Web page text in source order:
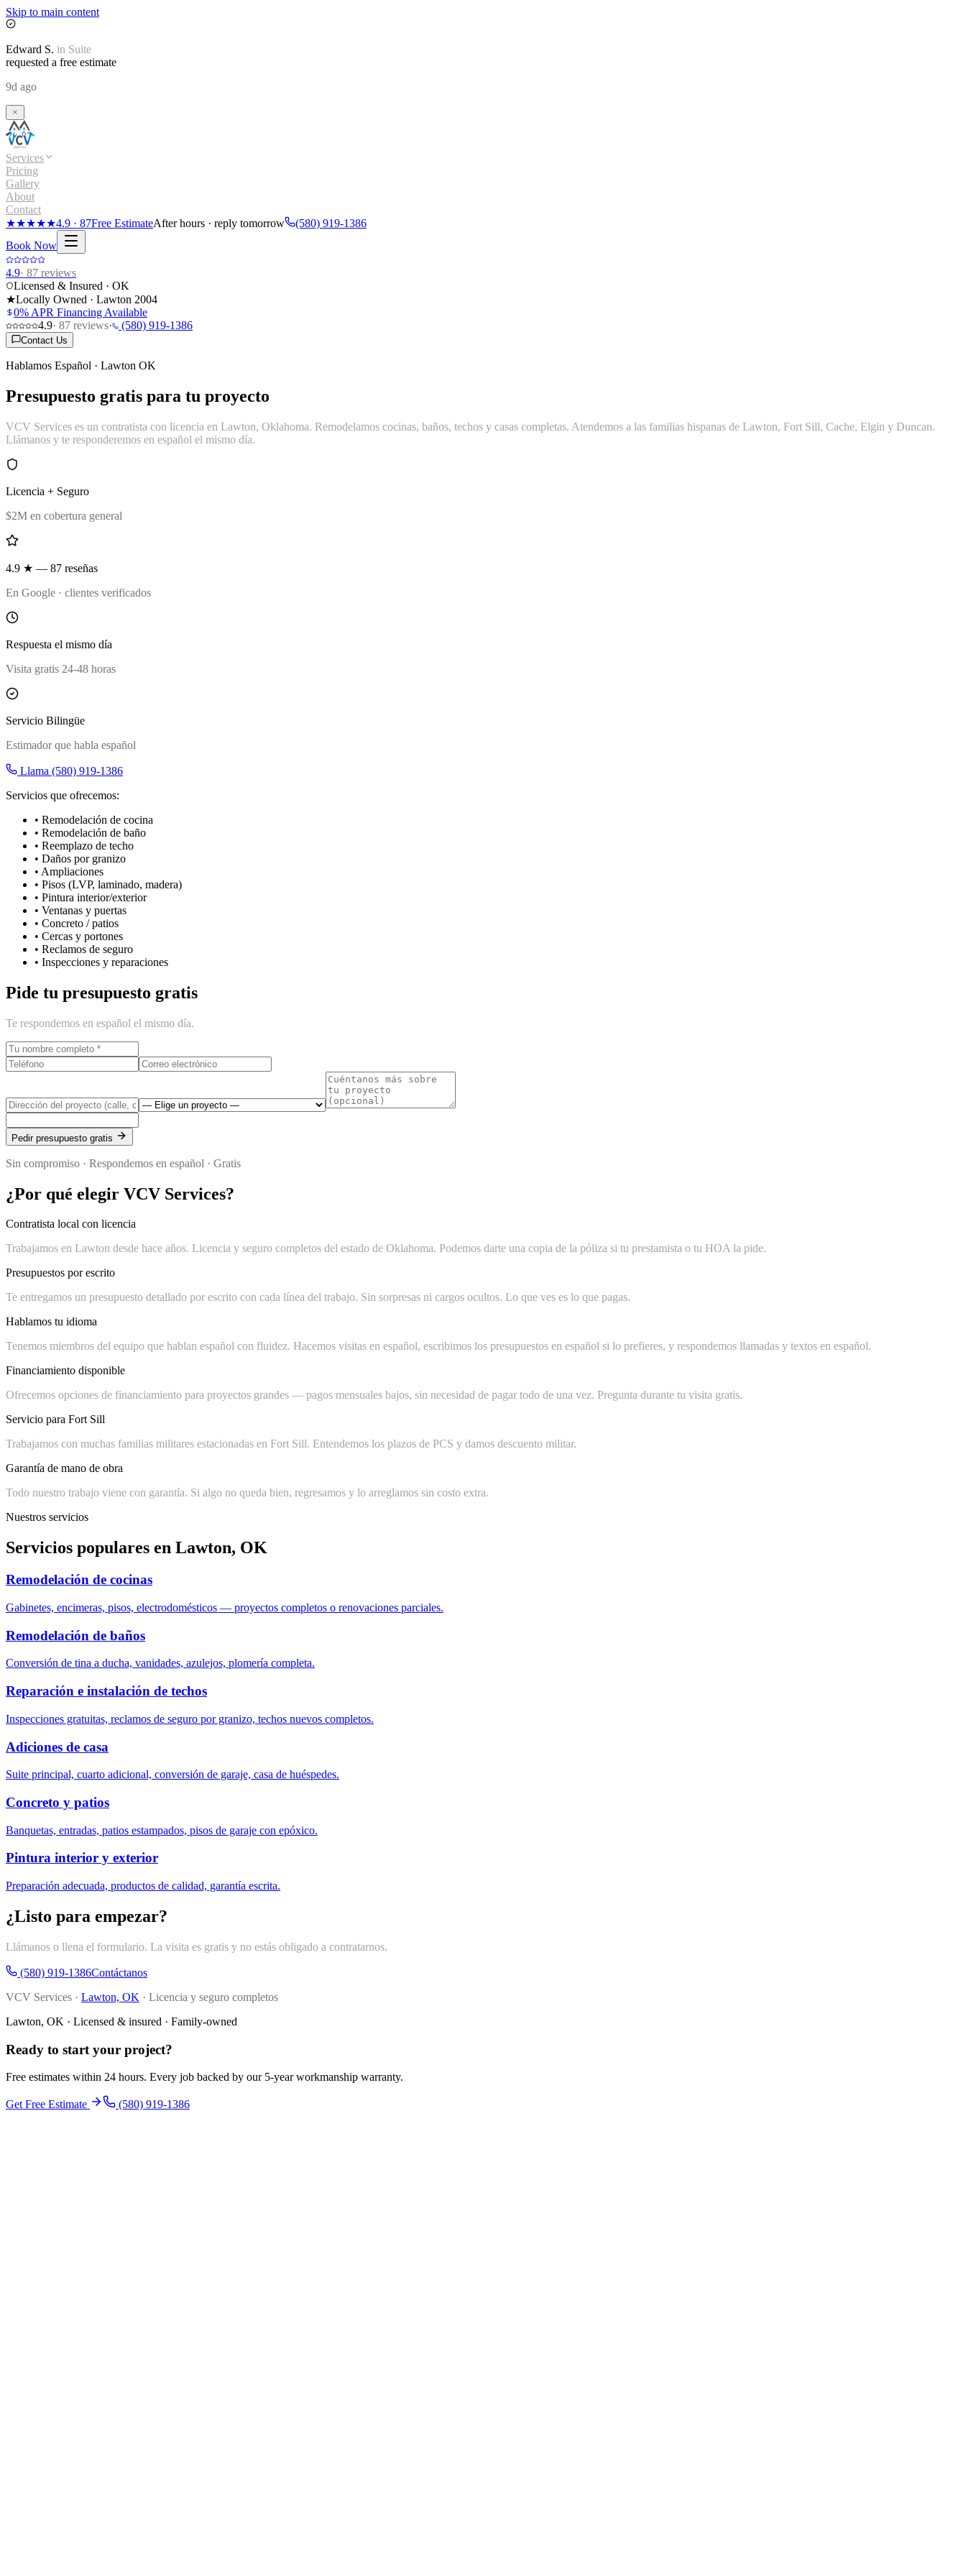
Skip to main content
Edward S. in Suite
requested a free estimate
9d ago
Services
Pricing
Gallery
About
Contact
★★★★★4.9 · 87Free EstimateAfter hours · reply tomorrow
(580) 919-1386
Book Now
4.9· 87 reviews
Licensed & Insured · OK
★Locally Owned · Lawton 2004
0% APR Financing Available
4.9· 87 reviews· (580) 919-1386
Contact Us
Hablamos Español · Lawton OK
Presupuesto gratis para tu proyecto
VCV Services es un contratista con licencia en Lawton, Oklahoma. Remodelamos cocinas, baños, techos y casas completas. Atendemos a las familias hispanas de Lawton, Fort Sill, Cache, Elgin y Duncan.
Llámanos y te responderemos en español el mismo día.
Licencia + Seguro
$2M en cobertura general
4.9 ★ — 87 reseñas
En Google · clientes verificados
Respuesta el mismo día
Visita gratis 24-48 horas
Servicio Bilingüe
Estimador que habla español
Llama (580) 919-1386
Servicios que ofrecemos:
• Remodelación de cocina
• Remodelación de baño
• Reemplazo de techo
• Daños por granizo
• Ampliaciones
• Pisos (LVP, laminado, madera)
• Pintura interior/exterior
• Ventanas y puertas
• Concreto / patios
• Cercas y portones
• Reclamos de seguro
• Inspecciones y reparaciones
Pide tu presupuesto gratis
Te respondemos en español el mismo día.
Pedir presupuesto gratis
Sin compromiso · Respondemos en español · Gratis
¿Por qué elegir VCV Services?
Contratista local con licencia
Trabajamos en Lawton desde hace años. Licencia y seguro completos del estado de Oklahoma. Podemos darte una copia de la póliza si tu prestamista o tu HOA la pide.
Presupuestos por escrito
Te entregamos un presupuesto detallado por escrito con cada línea del trabajo. Sin sorpresas ni cargos ocultos. Lo que ves es lo que pagas.
Hablamos tu idioma
Tenemos miembros del equipo que hablan español con fluidez. Hacemos visitas en español, escribimos los presupuestos en español si lo prefieres, y respondemos llamadas y textos en español.
Financiamiento disponible
Ofrecemos opciones de financiamiento para proyectos grandes — pagos mensuales bajos, sin necesidad de pagar todo de una vez. Pregunta durante tu visita gratis.
Servicio para Fort Sill
Trabajamos con muchas familias militares estacionadas en Fort Sill. Entendemos los plazos de PCS y damos descuento militar.
Garantía de mano de obra
Todo nuestro trabajo viene con garantía. Si algo no queda bien, regresamos y lo arreglamos sin costo extra.
Nuestros servicios
Servicios populares en Lawton, OK
Remodelación de cocinas
Gabinetes, encimeras, pisos, electrodomésticos — proyectos completos o renovaciones parciales.
Remodelación de baños
Conversión de tina a ducha, vanidades, azulejos, plomería completa.
Reparación e instalación de techos
Inspecciones gratuitas, reclamos de seguro por granizo, techos nuevos completos.
Adiciones de casa
Suite principal, cuarto adicional, conversión de garaje, casa de huéspedes.
Concreto y patios
Banquetas, entradas, patios estampados, pisos de garaje con epóxico.
Pintura interior y exterior
Preparación adecuada, productos de calidad, garantía escrita.
¿Listo para empezar?
Llámanos o llena el formulario. La visita es gratis y no estás obligado a contratarnos.
(580) 919-1386Contáctanos
VCV Services · Lawton, OK · Licencia y seguro completos
Lawton, OK · Licensed & insured · Family-owned
Ready to start your project?
Free estimates within 24 hours. Every job backed by our 5-year workmanship warranty.
Get Free Estimate (580) 919-1386